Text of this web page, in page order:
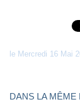
le Mercredi 16 Mai
DANS LA MÊME